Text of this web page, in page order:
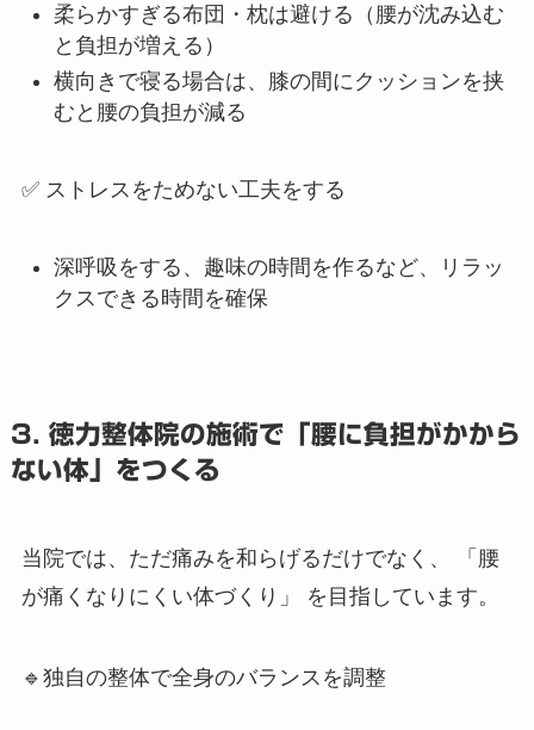
柔らかすぎる布団・枕は避ける（腰が沈み込む
と負担が増える）
横向きで寝る場合は、膝の間にクッションを挟
むと腰の負担が減る
✅ ストレスをためない工夫をする
深呼吸をする、趣味の時間を作るなど、リラッ
クスできる時間を確保
3. 徳力整体院の施術で「腰に負担がかから
ない体」をつくる
当院では、ただ痛みを和らげるだけでなく、 「腰
が痛くなりにくい体づくり」 を目指しています。
🔹独自の整体で全身のバランスを調整